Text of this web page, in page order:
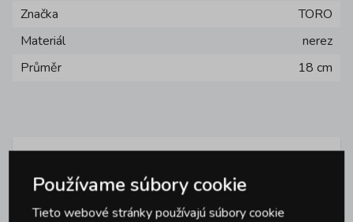
Značka
TORO
Materiál
nerez
Průměr
18 cm
Otázky 0
Používame súbory cookie
Tieto webové stránky používajú súbory cookie